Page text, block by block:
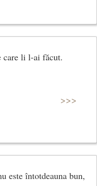
care li l-ai făcut.
>>>
este întotdeauna bun,